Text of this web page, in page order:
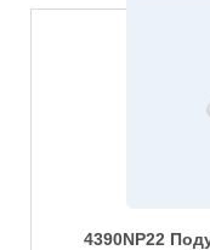
4390NP22